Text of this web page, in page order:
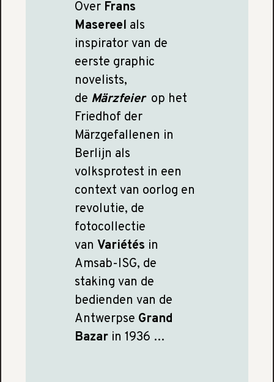
Over Frans
Masereel als
inspirator van de
eerste graphic
novelists,
de Märzfeier op het
Friedhof der
Märzgefallenen in
Berlijn als
volksprotest in een
context van oorlog en
revolutie, de
fotocollectie
van Variétés in
Amsab-ISG, de
staking van de
bedienden van de
Antwerpse Grand
Bazarin 1936 …